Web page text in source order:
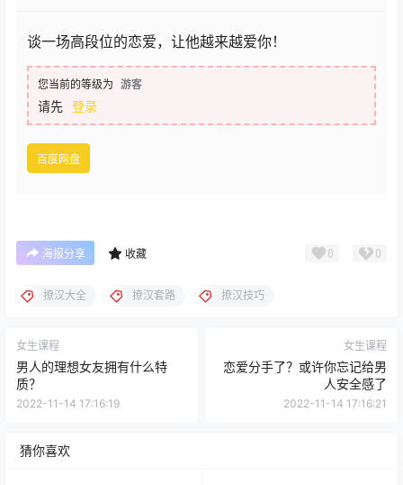
谈一场高段位的恋爱，让他越来越爱你！
您当前的等级为 游客
请先 登录
百度网盘
海报分享 收藏 0 0
撩汉大全 撩汉套路 撩汉技巧
女生课程
男人的理想女友拥有什么特
质？
2022-11-14 17:16:19
女生课程
恋爱分手了？或许你忘记给男
人安全感了
2022-11-14 17:16:21
猜你喜欢